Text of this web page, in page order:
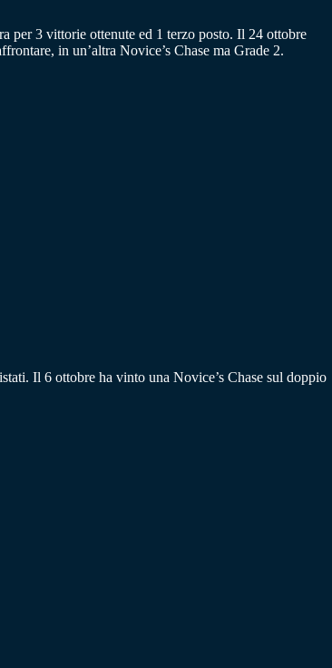
per 3 vittorie ottenute ed 1 terzo posto. Il 24 ottobre
in un’altra Novice’s Chase ma Grade 2.
Il 6 ottobre ha vinto una Novice’s Chase sul doppio